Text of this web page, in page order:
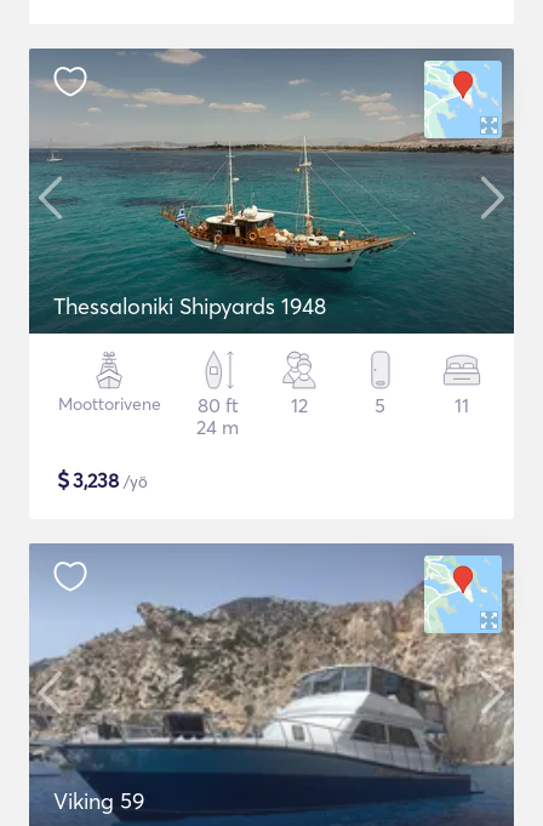
Thessaloniki Shipyards 1948
Moottorivene
80 ft
24 m
12 5 11
$3,238 /yö
Viking 59